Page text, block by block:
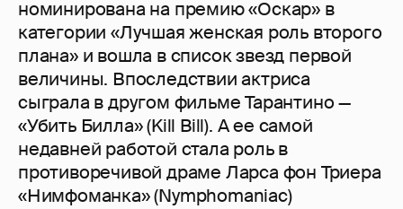
номинирована на премию «Оскар» в
категории «Лучшая женская роль второго
плана» и вошла в список звезд первой
величины. Впоследствии актриса
сыграла в другом фильме Тарантино —
«Убить Билла» (Kill Bill). А ее самой
недавней работой стала роль в
противоречивой драме Ларса фон Триера
«Нимфоманка» (Nymphomaniac)